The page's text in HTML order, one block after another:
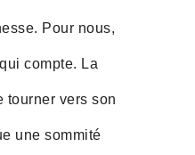
Pour nous,
compte. La
tourner vers son
une sommité